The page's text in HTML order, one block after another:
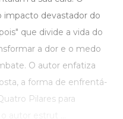
impacto devastador do
que divide a vida do
a dor e o medo
O autor enfatiza
a forma de enfrentá-
Pilares para